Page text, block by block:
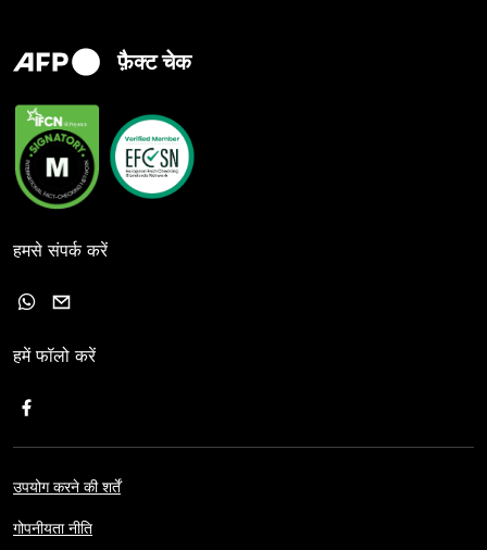
फ़ैक्ट चेक
हमसे संपर्क करें
हमें फॉलो करें
उपयोग करने की शर्तें
गोपनीयता नीति